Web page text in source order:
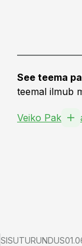
See teema
teemal ilmub
Veiko Pak
SISUTURUNDUS